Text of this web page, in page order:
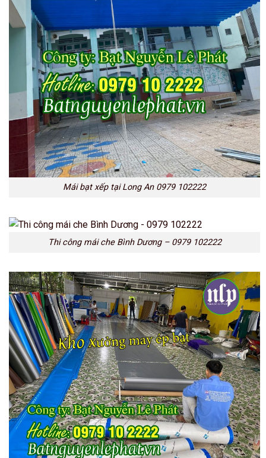
Mái bạt xếp tại Long An 0979 102222
Thi công mái che Bình Dương – 0979 102222